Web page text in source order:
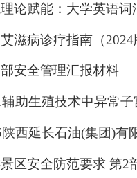
安全管理汇报材料
区安全防范要求 第2